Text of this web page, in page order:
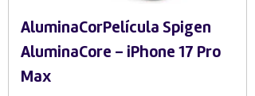
AluminaCorPelícula Spigen
AluminaCore – iPhone 17 Pro
Max